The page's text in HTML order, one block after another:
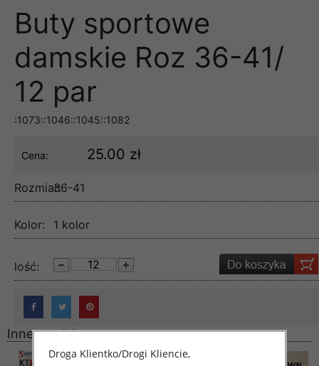
Buty sportowe
damskie Roz 36-41/
12 par
:1073::1046::1045::1082
Cena: 25.00 zł
Rozmiar:36-41
Kolor: 1 kolor
lość:
Inne produkty
Droga Klientko/Drogi Kliencie,